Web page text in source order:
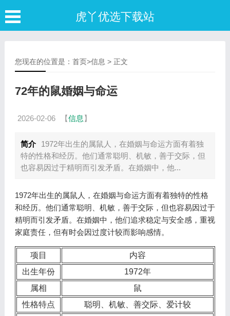
虎丫优选下载站
您现在的位置是： 首页>信息 > 正文
72年的鼠婚姻与命运
2026-02-06 【信息 】
简介
1972年出生的属鼠人，在婚姻与命运方面有着独
特的性格和经历。他们通常聪明、机敏，善于交际，但
也容易因过于精明而引发矛盾。在婚姻中，他...
1972年出生的属鼠人，在婚姻与命运方面有着独特的性格
和经历。他们通常聪明、机敏，善于交际，但也容易因过于
精明而引发矛盾。在婚姻中，他们追求稳定与安全感，重视
家庭责任，但有时会因过度计较而影响感情。
项目
内容
出生年份
1972年
属相
鼠
性格特点
聪明、机敏、善交际、爱计较